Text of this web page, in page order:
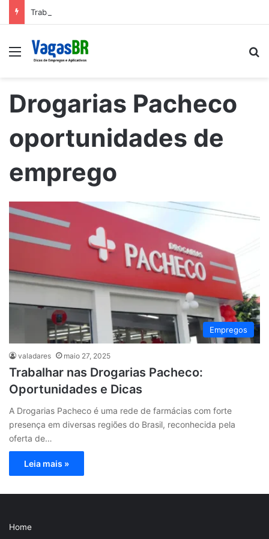
Trabalhe conosco: Vagas abertas na Petrobras
Menu
Drogarias Pacheco
oportunidades de
emprego
Empregos
valadares maio 27, 2025
Trabalhar nas Drogarias Pacheco:
Oportunidades e Dicas
A Drogarias Pacheco é uma rede de farmácias com forte
presença em diversas regiões do Brasil, reconhecida pela
oferta de…
Leia mais »
Home